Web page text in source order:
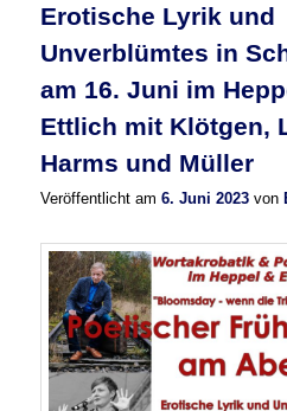
Erotische Lyrik und
Unverblümtes in
am 16. Juni im
Ettlich mit Klötgen,
Harms und Müller
Veröffentlicht am6. Juni 2023 von